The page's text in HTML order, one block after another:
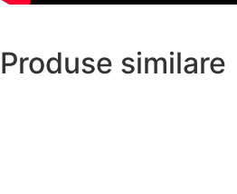
Produse similare